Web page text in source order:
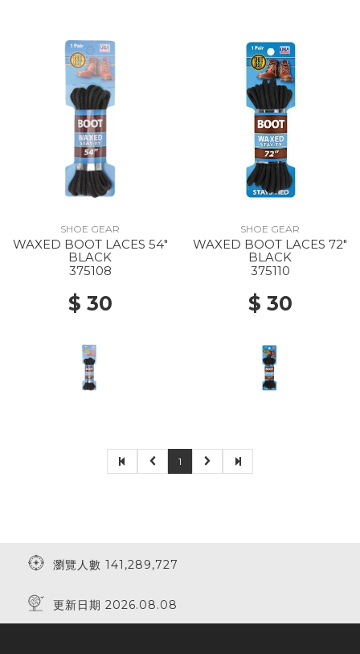
SHOE GEAR
WAXED BOOT LACES 54"
BLACK
375108
$ 30
SHOE GEAR
WAXED BOOT LACES 72"
BLACK
375110
$ 30
1
瀏覽人數 141,289,727
更新日期 2026.08.08